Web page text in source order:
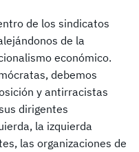
de los sindicatos
de la
económico.
debemos
y antirracistas
dirigentes
la izquierda
las organizaciones de